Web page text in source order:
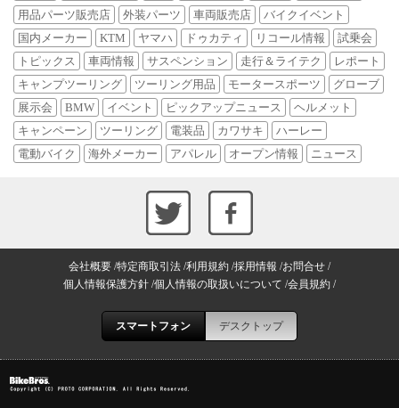
用品パーツ販売店
外装パーツ 車両販売店
バイクイベント
国内メーカー
KTM ヤマハ ドゥカティ リコール情報
試乗会
トピックス
車両情報 サスペンション 走行＆ライテク
レポート
キャンプツーリング
ツーリング用品 モータースポーツ
グローブ
展示会
BMW イベント ピックアップニュース
ヘルメット
キャンペーン
ツーリング 電装品 カワサキ
ハーレー
電動バイク
海外メーカー アパレル オープン情報 ニュース
会社概要 特定商取引法 利用規約 採用情報 お問合せ
個人情報保護方針 個人情報の取扱いについて 会員規約
スマートフォン デスクトップ